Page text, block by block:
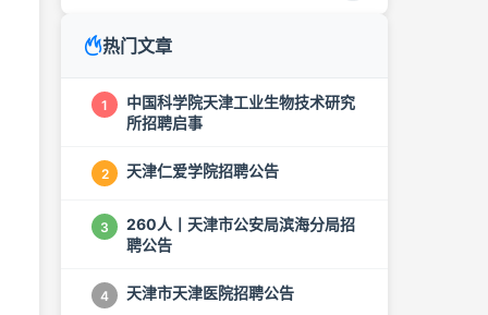
热门文章
1
中国科学院天津工业生物技术研究
所招聘启事
2 天津仁爱学院招聘公告
3
260人丨天津市公安局滨海分局招
聘公告
4 天津市天津医院招聘公告